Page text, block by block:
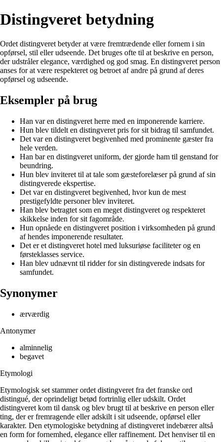
Distingveret betydning
Ordet distingveret betyder at være fremtrædende eller fornem i sin
opførsel, stil eller udseende. Det bruges ofte til at beskrive en person,
der udstråler elegance, værdighed og god smag. En distingveret person
anses for at være respekteret og betroet af andre på grund af deres
opførsel og udseende.
Eksempler på brug
Han var en distingveret herre med en imponerende karriere.
Hun blev tildelt en distingveret pris for sit bidrag til samfundet.
Det var en distingveret begivenhed med prominente gæster fra
hele verden.
Han bar en distingveret uniform, der gjorde ham til genstand for
beundring.
Hun blev inviteret til at tale som gæsteforelæser på grund af sin
distingverede ekspertise.
Det var en distingveret begivenhed, hvor kun de mest
prestigefyldte personer blev inviteret.
Han blev betragtet som en meget distingveret og respekteret
skikkelse inden for sit fagområde.
Hun opnåede en distingveret position i virksomheden på grund
af hendes imponerende resultater.
Det er et distingveret hotel med luksuriøse faciliteter og en
førsteklasses service.
Han blev udnævnt til ridder for sin distingverede indsats for
samfundet.
Synonymer
ærværdig
Antonymer
alminnelig
begavet
Etymologi
Etymologisk set stammer ordet distingveret fra det franske ord
distingué, der oprindeligt betød fortrinlig eller udskilt. Ordet
distingveret kom til dansk og blev brugt til at beskrive en person eller
ting, der er fremragende eller adskilt i sit udseende, opførsel eller
karakter. Den etymologiske betydning af distingveret indebærer altså
en form for fornemhed, elegance eller raffinement. Det henviser til en